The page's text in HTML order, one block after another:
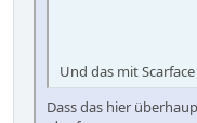
Und das mit
Dass das hier